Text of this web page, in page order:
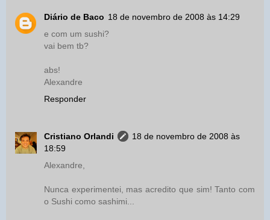
Diário de Baco 18 de novembro de 2008 às 14:29
e com um sushi?
vai bem tb?
abs!
Alexandre
Responder
Cristiano Orlandi
18 de novembro de 2008 às
18:59
Alexandre,
Nunca experimentei, mas acredito que sim! Tanto com
o Sushi como sashimi...